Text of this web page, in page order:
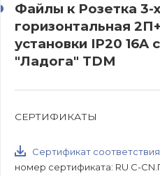
Файлы к Розетка 3-
горизонтальная
установки IP20 16A
"Ладога" TDM
СЕРТИФИКАТЫ
Сертификат соответствия
номер сертификата: RU C-